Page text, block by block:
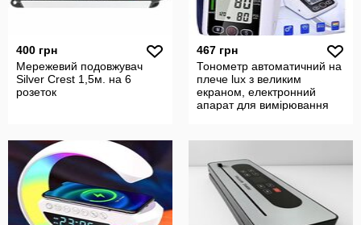
400 грн
Мережевий подовжувач
Silver Crest 1,5м. на 6
розеток
467 грн
Тонометр автоматичний на
плече lux з великим
екраном, електронний
апарат для вимірювання